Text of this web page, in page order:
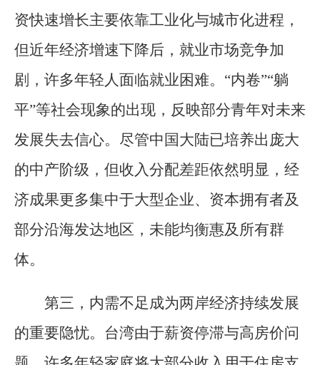
资快速增长主要依靠工业化与城市化进程，
但近年经济增速下降后，就业市场竞争加
剧，许多年轻人面临就业困难。“内卷”“躺
平”等社会现象的出现，反映部分青年对未来
发展失去信心。尽管中国大陆已培养出庞大
的中产阶级，但收入分配差距依然明显，经
济成果更多集中于大型企业、资本拥有者及
部分沿海发达地区，未能均衡惠及所有群
体。
第三，内需不足成为两岸经济持续发展
的重要隐忧。台湾由于薪资停滞与高房价问